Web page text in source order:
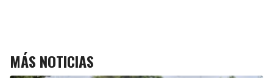
MÁS NOTICIAS